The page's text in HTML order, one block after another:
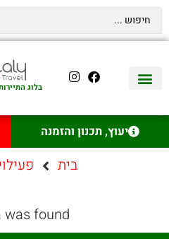
בלוג
יעוץ, תכנון והזמנה
בית
was found